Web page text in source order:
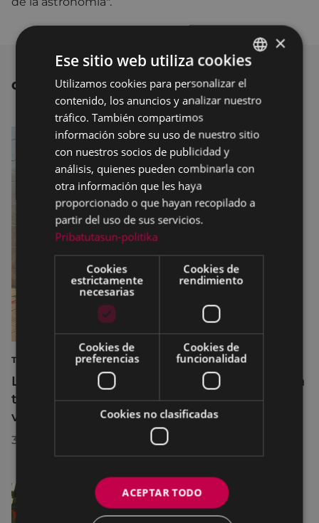
OTRAS NOTICIAS
TURISMO
La diputada Azahara Domínguez destaca la
transformación turística de Eibar en su
visita a la localidad
30/07/2026
BASQUE
SPANISH
×
Ese sitio web utiliza cookies
Utilizamos cookies para personalizar el
contenido, los anuncios y analizar nuestro
tráfico. También compartimos
información sobre su uso de nuestro sitio
con nuestros socios de publicidad y
análisis, quienes pueden combinarla con
otra información que les haya
proporcionado o que hayan recopilado a
partir del uso de sus servicios.
Pribatutasun-politika
Cookies
estrictamente
necesarias
Cookies de
rendimiento
Cookies de
preferencias
Cookies de
funcionalidad
Cookies no clasificadas
ACEPTAR TODO